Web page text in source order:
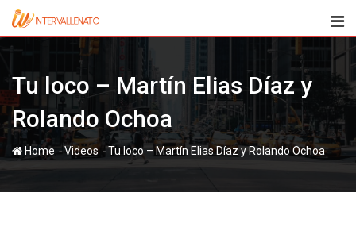
Skip
content
Tu loco – Martín Elias Díaz y
Rolando Ochoa
Home -Videos-Tu loco – Martín Elias Díaz y Rolando Ochoa